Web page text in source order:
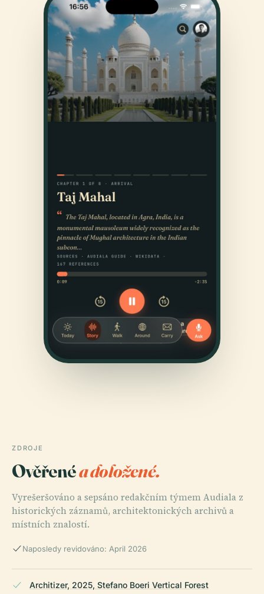
ZDROJE
Ověřenéa doložené.
Vyrešeršováno a sepsáno redakčním týmem Audiala z
historických záznamů, architektonických archivů a
místních znalostí.
Naposledy revidováno: April 2026
Architizer, 2025, Stefano Boeri Vertical Forest